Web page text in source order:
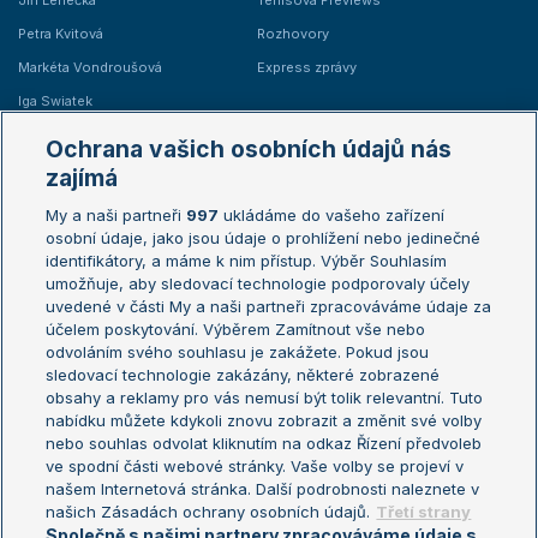
Petra Kvitová
Markéta Vondroušová
Iga Swiatek
Rozhovory
Express zprávy
Žebříčky
Žebříček ATP (muži)
Žebříček WTA (ženy)
Sázkařský žebříček
Australian Open
French Open
Wimbledon
US Open
Turnaj mistrů
Turnaj mistryň
Aktualní trendy
Fotbalové přestupy
Livesport Daily
LS Prague Open
Ochrana vašich osobních údajů nás
zajímá
My a naši partneři 997 ukládáme do vašeho zařízení
osobní údaje, jako jsou údaje o prohlížení nebo jedinečné
identifikátory, a máme k nim přístup. Výběr Souhlasím
umožňuje, aby sledovací technologie podporovaly účely
uvedené v části My a naši partneři zpracováváme údaje za
účelem poskytování. Výběrem Zamítnout vše nebo
odvoláním svého souhlasu je zakážete. Pokud jsou
sledovací technologie zakázány, některé zobrazené
obsahy a reklamy pro vás nemusí být tolik relevantní. Tuto
nabídku můžete kdykoli znovu zobrazit a změnit své volby
nebo souhlas odvolat kliknutím na odkaz Řízení předvoleb
ve spodní části webové stránky. Vaše volby se projeví v
našem Internetová stránka. Další podrobnosti naleznete v
našich Zásadách ochrany osobních údajů. Třetí strany